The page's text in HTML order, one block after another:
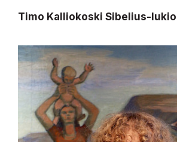
Timo Kalliokoski Sibelius-lukio